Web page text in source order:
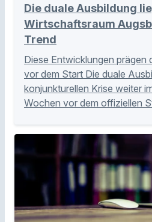
Die duale Ausbildung
Wirtschaftsraum
Trend
Diese Entwicklungen prägen
vor dem Start Die duale
konjunkturellen Krise weiter
Wochen vor dem offiziellen